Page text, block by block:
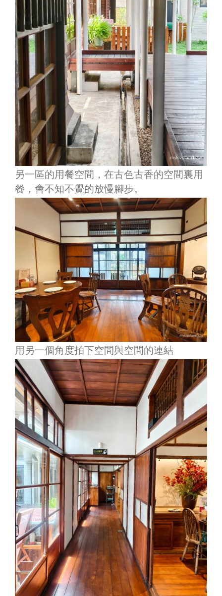
另一區的用餐空間，在古色古香的空間裏用
餐，會不知不覺的放慢腳步。
用另一個角度拍下空間與空間的連結